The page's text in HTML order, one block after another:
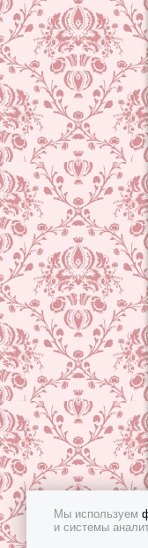
Мы используем
и системы